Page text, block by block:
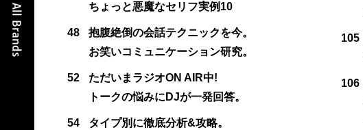
ちょっと悪魔なセリフ実例10
48
抱腹絶倒の会話テクニックを今。
お笑いコミュニケーション研究。
52
ただいまラジオON AIR中!
トークの悩みにDJが一発回答。
54
タイプ別に徹底分析&攻略。
105
106